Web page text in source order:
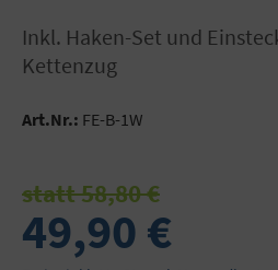
inkl. Haken-Set und Einsteckachse mit
Kettenzug
Art.Nr.: FE-B-1W
statt 58,80 €
49,90 €